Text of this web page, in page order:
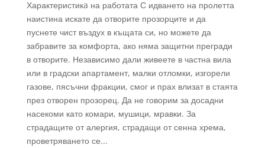
Характеристикa на работата С идването на пролетта
наистина искате да отворите прозорците и да
пуснете чист въздух в къщата си, но можете да
забравите за комфорта, ако няма защитни прегради
в отворите. Независимо дали живеете в частна вила
или в градски апартамент, малки отломки, изгорели
газове, пясъчни фракции, смог и прах влизат в стаята
през отворен прозорец. Да не говорим за досадни
насекоми като комари, мушици, мравки. За
страдащите от алергия, страдащи от сенна хрема,
проветряването се...